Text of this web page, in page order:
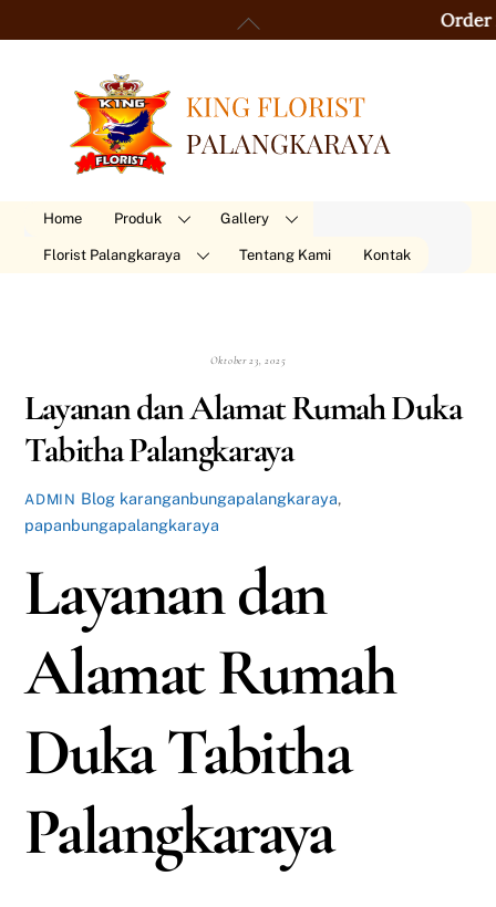
to
Order 24
Home Produk Gallery
Florist Palangkaraya Tentang Kami Kontak
Oktober 23, 2025
Layanan dan Alamat Rumah Duka
Tabitha Palangkaraya
ADMIN Blog karanganbungapalangkaraya,
papanbungapalangkaraya
Layanan dan
Alamat Rumah
Duka Tabitha
Palangkaraya
Back
To